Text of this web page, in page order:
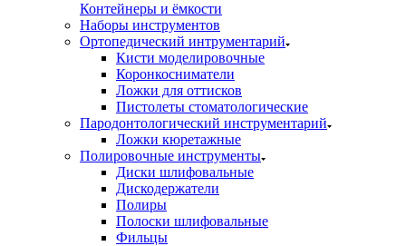
Контейнеры и ёмкости
Наборы инструментов
Ортопедический интрументарий
Кисти моделировочные
Коронкосниматели
Ложки для оттисков
Пистолеты стоматологические
Пародонтологический инструментарий
Ложки кюретажные
Полировочные инструменты
Диски шлифовальные
Дискодержатели
Полиры
Полоски шлифовальные
Фильцы